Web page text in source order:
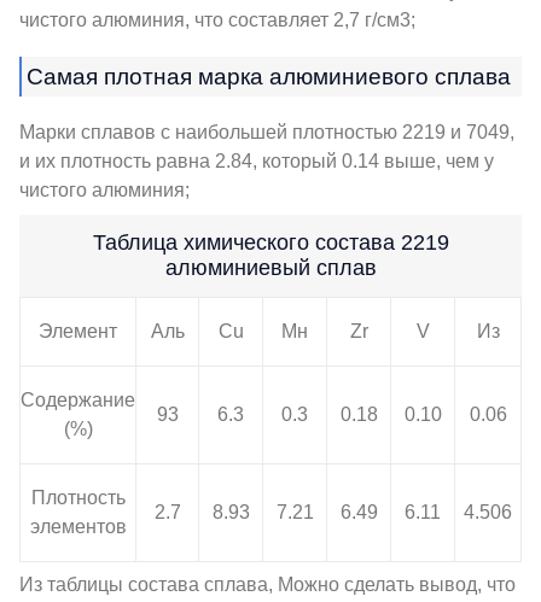
чистого алюминия, что составляет 2,7 г/см3;
Самая плотная марка алюминиевого сплава
Марки сплавов с наибольшей плотностью 2219 и 7049,
и их плотность равна 2.84, который 0.14 выше, чем у
чистого алюминия;
Таблица химического состава 2219
алюминиевый сплав
Элемент Аль Cu Мн Zr V Из
Содержание
(%)
93 6.3 0.3 0.18 0.10 0.06
Плотность
элементов
2.7 8.93 7.21 6.49 6.11 4.506
Из таблицы состава сплава, Можно сделать вывод, что